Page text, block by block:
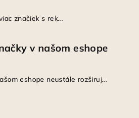
značiek s rek...
v našom eshope
eshope neustále rozširuj...